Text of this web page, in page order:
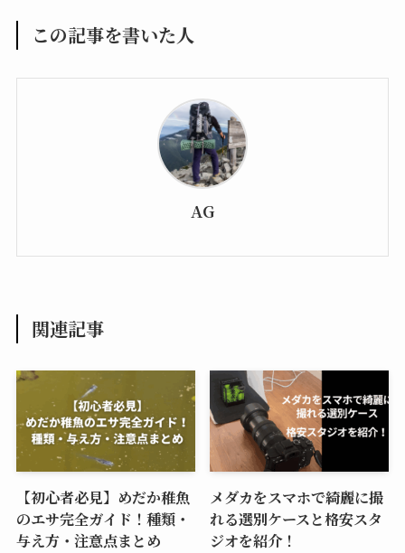
この記事を書いた人
AG
関連記事
【初心者必見】めだか稚魚
のエサ完全ガイド！種類・
与え方・注意点まとめ
メダカをスマホで綺麗に撮
れる選別ケースと格安スタ
ジオを紹介！